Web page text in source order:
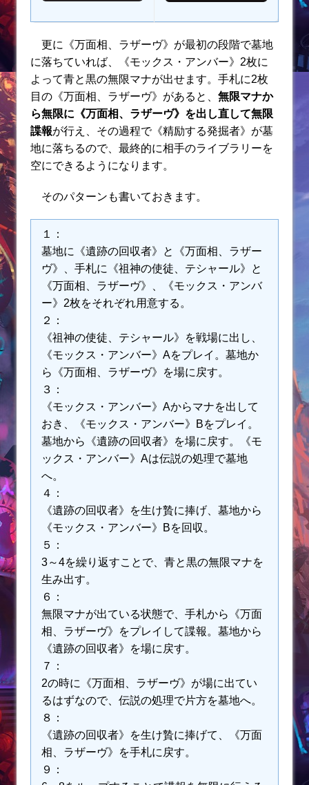
更に《万面相、ラザーヴ》が最初の段階で墓地
に落ちていれば、《モックス・アンバー》2枚に
よって青と黒の無限マナが出せます。手札に2枚
目の《万面相、ラザーヴ》があると、 無限マナか
ら無限に《万面相、ラザーヴ》を出し直して無限
諜報が行え、その過程で《精励する発掘者》が墓
地に落ちるので、最終的に相手のライブラリーを
空にできるようになります。
そのパターンも書いておきます。
１：
墓地に《遺跡の回収者》と《万面相、ラザー
ヴ》、手札に《祖神の使徒、テシャール》と
《万面相、ラザーヴ》、《モックス・アンバ
ー》2枚をそれぞれ用意する。
２：
《祖神の使徒、テシャール》を戦場に出し、
《モックス・アンバー》Aをプレイ。墓地か
ら《万面相、ラザーヴ》を場に戻す。
３：
《モックス・アンバー》Aからマナを出して
おき、《モックス・アンバー》Bをプレイ。
墓地から《遺跡の回収者》を場に戻す。《モ
ックス・アンバー》Aは伝説の処理で墓地
へ。
４：
《遺跡の回収者》を生け贄に捧げ、墓地から
《モックス・アンバー》Bを回収。
５：
3～4を繰り返すことで、青と黒の無限マナを
生み出す。
６：
無限マナが出ている状態で、手札から《万面
相、ラザーヴ》をプレイして諜報。墓地から
《遺跡の回収者》を場に戻す。
７：
2の時に《万面相、ラザーヴ》が場に出てい
るはずなので、伝説の処理で片方を墓地へ。
８：
《遺跡の回収者》を生け贄に捧げて、《万面
相、ラザーヴ》を手札に戻す。
９：